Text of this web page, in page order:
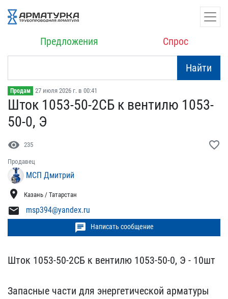
Предложения Спрос
Найти
Продам 27 июля 2026 г. в 00:41
Шток 1053-50-2СБ к венти​лю 1053-
50-0, Э
visibility 235 favorite_border
Продавец
МСП Дмитрий
location_on Казань / Татарстан
mail msp394@yandex.ru
chat Написать сообщение
Шток 1053-50-2СБ к венти​лю 1053-50-0, Э - 10шт
​Запасные части для энерг​етической арматуры